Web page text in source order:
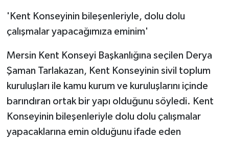
'Kent Konseyinin bileşenleriyle, dolu dolu
çalışmalar yapacağımıza eminim'
Mersin Kent Konseyi Başkanlığına seçilen Derya
Şaman Tarlakazan, Kent Konseyinin sivil toplum
kuruluşları ile kamu kurum ve kuruluşlarını içinde
barındıran ortak bir yapı olduğunu söyledi. Kent
Konseyinin bileşenleriyle dolu dolu çalışmalar
yapacaklarına emin olduğunu ifade eden